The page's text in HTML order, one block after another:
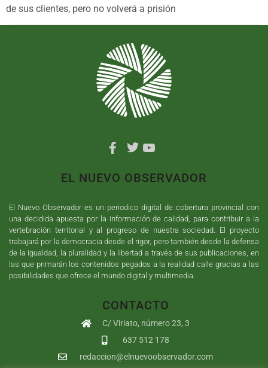
de sus clientes, pero no volverá a prisión
EL NUEVO OBSERVADOR
El Nuevo Observador es un periodico digital de cobertura provincial con
una decidida apuesta por la información de calidad, para contribuir a la
vertebración territorial y al progreso de nuestra sociedad. El proyecto
trabajará por la democracia desde el rigor, pero también desde la defensa
de la igualdad, la pluralidad y la libertad a través de sus publicaciones, en
las que primarán los contenidos pegados a la realidad calle gracias a las
posibilidades que ofrece el mundo digital y multimedia.
CONTACTO
C/ Viriato, número 23, 3
637 512 178
redaccion@elnuevoobservador.com